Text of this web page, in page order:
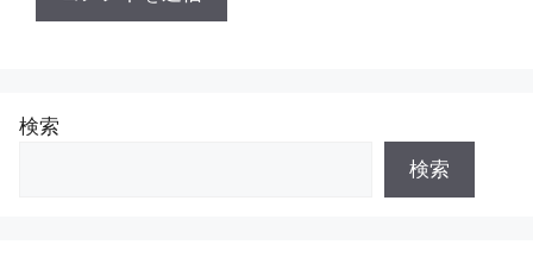
検索
検索